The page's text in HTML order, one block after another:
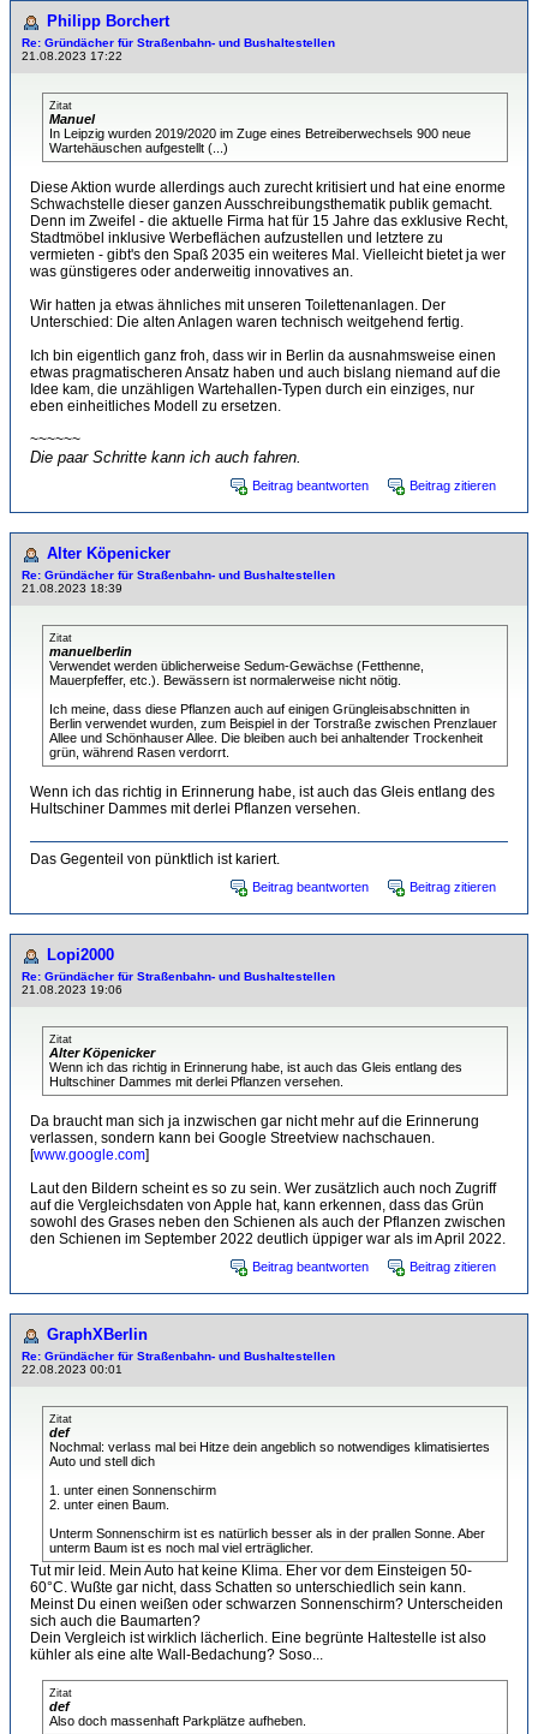
Philipp Borchert
Re: Gründächer für Straßenbahn- und Bushaltestellen
21.08.2023 17:22
Zitat
Manuel
In Leipzig wurden 2019/2020 im Zuge eines Betreiberwechsels 900 neue
Wartehäuschen aufgestellt (...)
Diese Aktion wurde allerdings auch zurecht kritisiert und hat eine enorme
Schwachstelle dieser ganzen Ausschreibungsthematik publik gemacht.
Denn im Zweifel - die aktuelle Firma hat für 15 Jahre das exklusive Recht,
Stadtmöbel inklusive Werbeflächen aufzustellen und letztere zu
vermieten - gibt's den Spaß 2035 ein weiteres Mal. Vielleicht bietet ja wer
was günstigeres oder anderweitig innovatives an.
Wir hatten ja etwas ähnliches mit unseren Toilettenanlagen. Der
Unterschied: Die alten Anlagen waren technisch weitgehend fertig.
Ich bin eigentlich ganz froh, dass wir in Berlin da ausnahmsweise einen
etwas pragmatischeren Ansatz haben und auch bislang niemand auf die
Idee kam, die unzähligen Wartehallen-Typen durch ein einziges, nur
eben einheitliches Modell zu ersetzen.
~~~~~~
Die paar Schritte kann ich auch fahren.
Beitrag beantworten Beitrag zitieren
Alter Köpenicker
Re: Gründächer für Straßenbahn- und Bushaltestellen
21.08.2023 18:39
Zitat
manuelberlin
Verwendet werden üblicherweise Sedum-Gewächse (Fetthenne,
Mauerpfeffer, etc.). Bewässern ist normalerweise nicht nötig.
Ich meine, dass diese Pflanzen auch auf einigen Grüngleisabschnitten in
Berlin verwendet wurden, zum Beispiel in der Torstraße zwischen Prenzlauer
Allee und Schönhauser Allee. Die bleiben auch bei anhaltender Trockenheit
grün, während Rasen verdorrt.
Wenn ich das richtig in Erinnerung habe, ist auch das Gleis entlang des
Hultschiner Dammes mit derlei Pflanzen versehen.
Das Gegenteil von pünktlich ist kariert.
Beitrag beantworten Beitrag zitieren
Lopi2000
Re: Gründächer für Straßenbahn- und Bushaltestellen
21.08.2023 19:06
Zitat
Alter Köpenicker
Wenn ich das richtig in Erinnerung habe, ist auch das Gleis entlang des
Hultschiner Dammes mit derlei Pflanzen versehen.
Da braucht man sich ja inzwischen gar nicht mehr auf die Erinnerung
verlassen, sondern kann bei Google Streetview nachschauen.
[www.google.com]
Laut den Bildern scheint es so zu sein. Wer zusätzlich auch noch Zugriff
auf die Vergleichsdaten von Apple hat, kann erkennen, dass das Grün
sowohl des Grases neben den Schienen als auch der Pflanzen zwischen
den Schienen im September 2022 deutlich üppiger war als im April 2022.
Beitrag beantworten Beitrag zitieren
GraphXBerlin
Re: Gründächer für Straßenbahn- und Bushaltestellen
22.08.2023 00:01
Zitat
def
Nochmal: verlass mal bei Hitze dein angeblich so notwendiges klimatisiertes
Auto und stell dich
1. unter einen Sonnenschirm
2. unter einen Baum.
Unterm Sonnenschirm ist es natürlich besser als in der prallen Sonne. Aber
unterm Baum ist es noch mal viel erträglicher.
Tut mir leid. Mein Auto hat keine Klima. Eher vor dem Einsteigen 50-
60°C. Wußte gar nicht, dass Schatten so unterschiedlich sein kann.
Meinst Du einen weißen oder schwarzen Sonnenschirm? Unterscheiden
sich auch die Baumarten?
Dein Vergleich ist wirklich lächerlich. Eine begrünte Haltestelle ist also
kühler als eine alte Wall-Bedachung? Soso...
Zitat
def
Also doch massenhaft Parkplätze aufheben.